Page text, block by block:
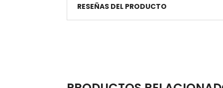
RESEÑAS DEL PRODUCTO